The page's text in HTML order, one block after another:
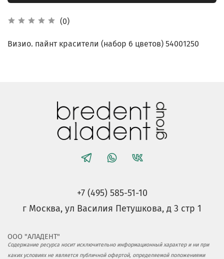
(0)
Визио. пайнт красители (набор 6 цветов) 54001250
+7 (495) 585-51-10
г Москва, ул Василия Петушкова, д 3 стр 1
ООО "АЛАДЕНТ"
Содержание ресурса носит исключительно информационный характер и ни при
каких условиях не является публичной офертой, определяемой положениями